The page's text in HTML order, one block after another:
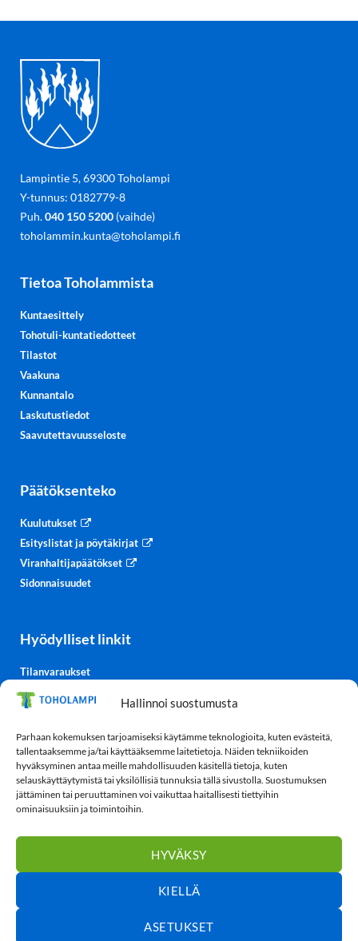
Hallinnoi suostumusta
Parhaan kokemuksen tarjoamiseksi käytämme teknologioita, kuten evästeitä,
tallentaaksemme ja/tai käyttääksemme laitetietoja. Näiden tekniikoiden
hyväksyminen antaa meille mahdollisuuden käsitellä tietoja, kuten
selauskäyttäytymistä tai yksilöllisiä tunnuksia tällä sivustolla. Suostumuksen
jättäminen tai peruuttaminen voi vaikuttaa haitallisesti tiettyihin
ominaisuuksiin ja toimintoihin.
HYVÄKSY
KIELLÄ
ASETUKSET
Lampintie 5, 69300 Toholampi
Y-tunnus: 0182779-8
Puh.040 150 5200(vaihde)
toholammin.kunta@toholampi.fi
Tietoa Toholammista
Kuntaesittely
Tohotuli-kuntatiedotteet
Tilastot
Vaakuna
Kunnantalo
Laskutustiedot
Saavutettavuusseloste
Päätöksenteko
Kuulutukset
Esityslistat ja pöytäkirjat
Viranhaltijapäätökset
Sidonnaisuudet
Hyödylliset linkit
Tilanvaraukset
Kulttuurisali-TV
Säätiedot
TohoTube
Tietosuoja
Evästekäytäntö (EU)
Toholampi © 2026